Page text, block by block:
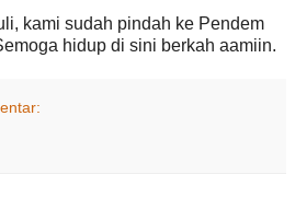
kami sudah pindah ke Pendem
hidup di sini berkah aamiin.